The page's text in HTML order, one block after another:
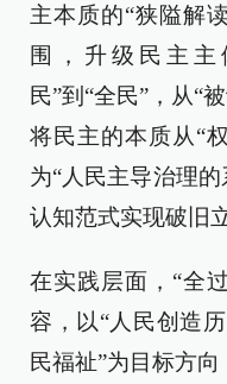
主本质的“狭隘解
围，升级民主
民”到“全民”，从“
将民主的本质从“
为“人民主导治理
认知范式实现破旧
在实践层面，“全
容，以“人民创造
民福祉”为目标方